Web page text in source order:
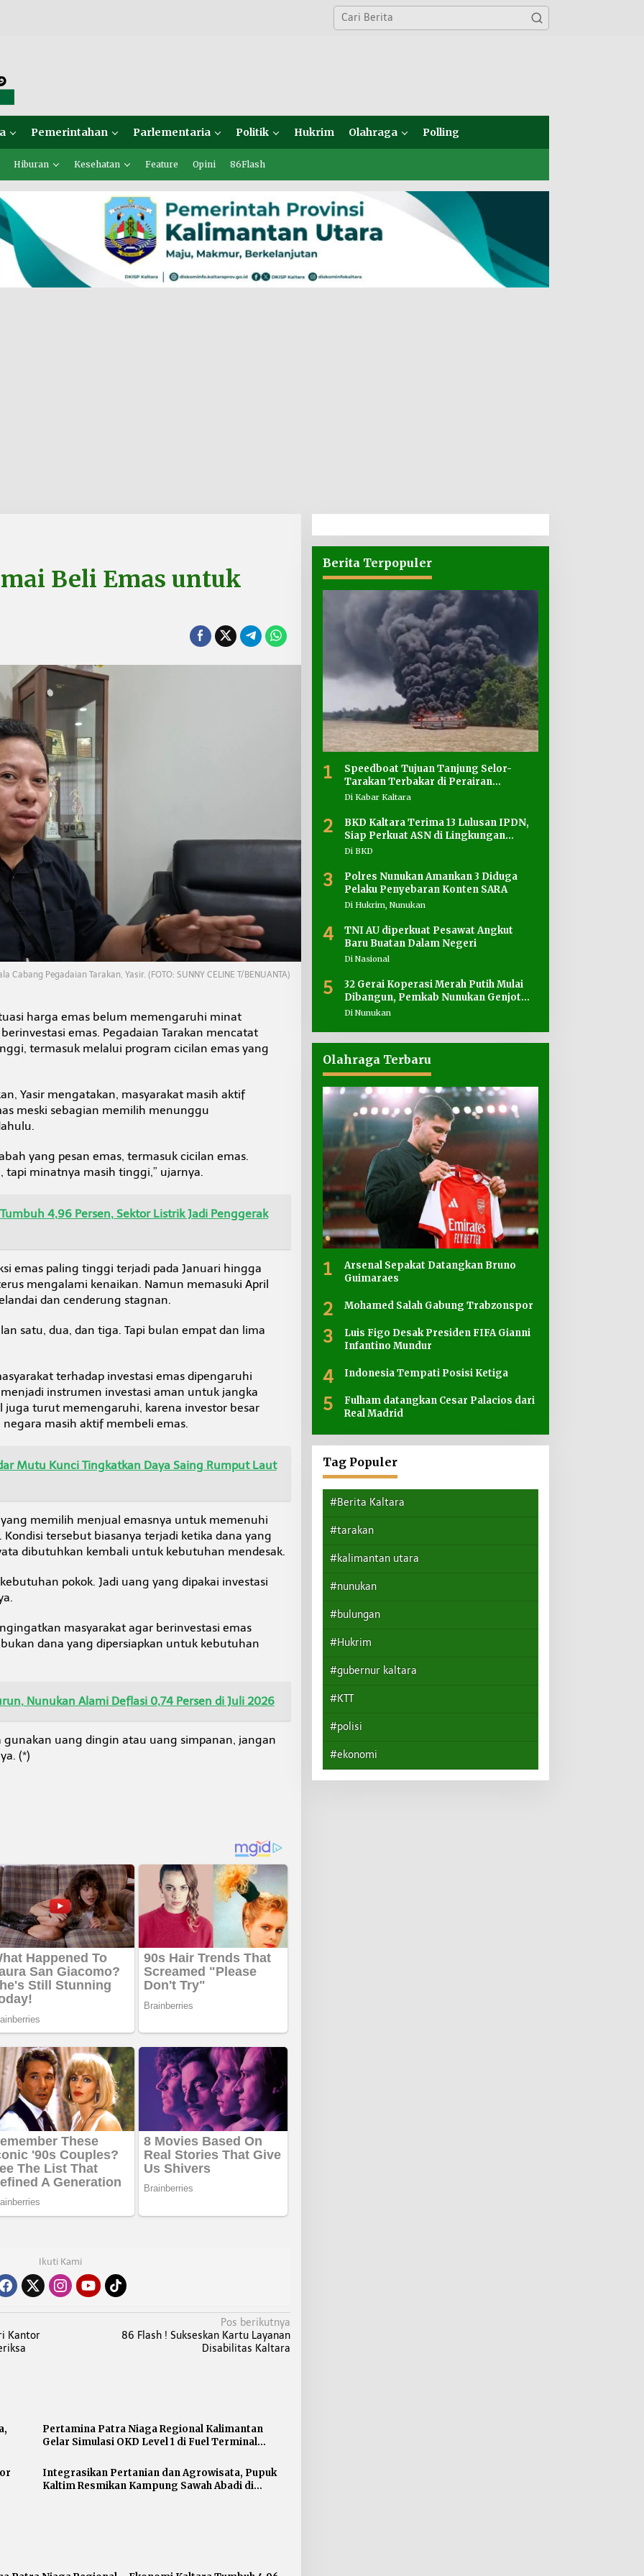
Pemerintahan Parlementaria Politik Hukrim Olahraga Polling
Hiburan Kesehatan Feature Opini 86Flash
Beli Emas untuk
Cabang Pegadaian Tarakan, Yasir. (FOTO: SUNNY CELINE T/BENUANTA)
harga emas belum memengaruhi minat
emas. Pegadaian Tarakan mencatat
termasuk melalui program cicilan emas yang
Yasir mengatakan, masyarakat masih aktif
meski sebagian memilih menunggu
yang pesan emas, termasuk cicilan emas.
tapi minatnya masih tinggi,” ujarnya.
4,96 Persen, Sektor Listrik Jadi Penggerak
emas paling tinggi terjadi pada Januari hingga
mengalami kenaikan. Namun memasuki April
dan cenderung stagnan.
satu, dua, dan tiga. Tapi bulan empat dan lima
terhadap investasi emas dipengaruhi
instrumen investasi aman untuk jangka
juga turut memengaruhi, karena investor besar
masih aktif membeli emas.
Mutu Kunci Tingkatkan Daya Saing Rumput Laut
yang memilih menjual emasnya untuk memenuhi
tersebut biasanya terjadi ketika dana yang
dibutuhkan kembali untuk kebutuhan mendesak.
pokok. Jadi uang yang dipakai investasi
masyarakat agar berinvestasi emas
dana yang dipersiapkan untuk kebutuhan
Nunukan Alami Deflasi 0,74 Persen di Juli 2026
gunakan uang dingin atau uang simpanan, jangan
(*)
Ikuti Kami
Kantor
Pos berikutnya
86 Flash ! Sukseskan Kartu Layanan
Disabilitas Kaltara
Pertamina Patra Niaga Regional Kalimantan
Gelar Simulasi OKD Level 1 di Fuel Terminal
Integrasikan Pertanian dan Agrowisata, Pupuk
Kaltim Resmikan Kampung Sawah Abadi di
Berita Terpopuler
1
Speedboat Tujuan Tanjung Selor-
Tarakan Terbakar di Perairan
Salimbatu
Di Kabar Kaltara
2
BKD Kaltara Terima 13 Lulusan IPDN,
Siap Perkuat ASN di Lingkungan
Pemprov
Di BKD
3
Polres Nunukan Amankan 3 Diduga
Pelaku Penyebaran Konten SARA
Di Hukrim, Nunukan
4
TNI AU diperkuat Pesawat Angkut
Baru Buatan Dalam Negeri
Di Nasional
5
32 Gerai Koperasi Merah Putih Mulai
Dibangun, Pemkab Nunukan Genjot
Penyediaan Lahan
Di Nunukan
Olahraga Terbaru
1
Arsenal Sepakat Datangkan Bruno
Guimaraes
2 Mohamed Salah Gabung Trabzonspor
3
Luis Figo Desak Presiden FIFA Gianni
Infantino Mundur
4 Indonesia Tempati Posisi Ketiga
5
Fulham datangkan Cesar Palacios dari
Real Madrid
Tag Populer
#Berita Kaltara
#tarakan
#kalimantan utara
#nunukan
#bulungan
#Hukrim
#gubernur kaltara
#KTT
#polisi
#ekonomi